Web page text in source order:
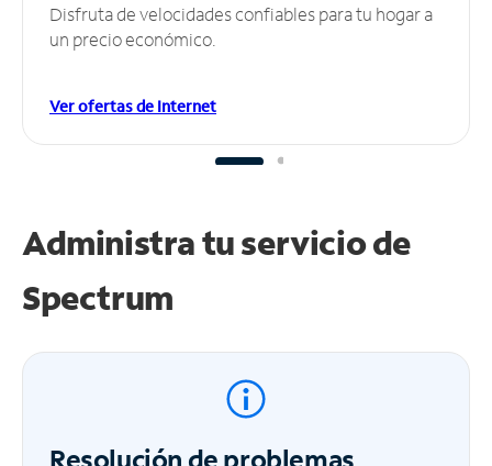
Disfruta de velocidades confiables para tu hogar a
un precio económico.
Ver ofertas de Internet
Administra tuservicio de
Spectrum
Resolución de problemas